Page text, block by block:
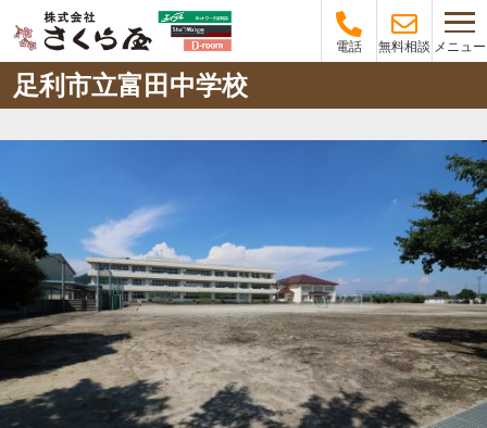
電話 無料相談 メニュー
足利市立富田中学校